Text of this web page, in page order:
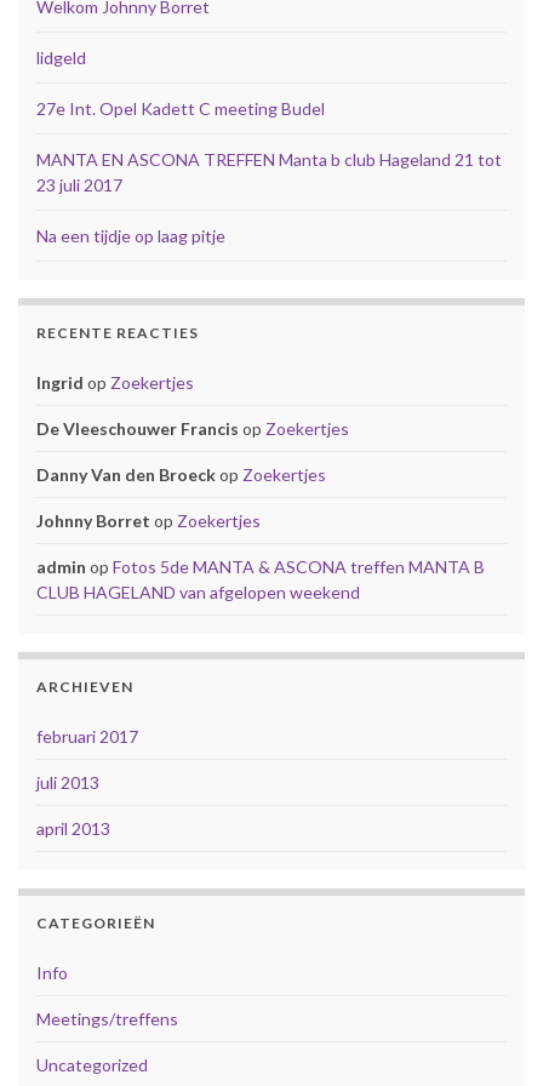
Welkom Johnny Borret
lidgeld
27e Int. Opel Kadett C meeting Budel
MANTA EN ASCONA TREFFEN Manta b club Hageland 21 tot
23 juli 2017
Na een tijdje op laag pitje
RECENTE REACTIES
Ingrid op Zoekertjes
De Vleeschouwer Francis op Zoekertjes
Danny Van den Broeckop Zoekertjes
Johnny Borret op Zoekertjes
admin op Fotos 5de MANTA & ASCONA treffen MANTA B
CLUB HAGELAND van afgelopen weekend
ARCHIEVEN
februari 2017
juli 2013
april 2013
CATEGORIEËN
Info
Meetings/treffens
Uncategorized